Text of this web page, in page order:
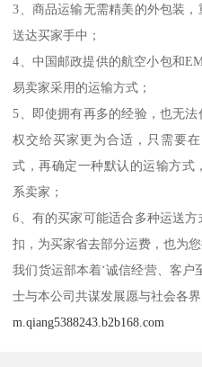
3、商品运输无需精美的外包装
送达买家手中；
4、中国邮政提供的航空小包和
易卖家采用的运输方式；
5、即使拥有再多的经验，也无
权交给买家更为合适，只需要
式，再确定一种默认的运输方式
系卖家；
6、有的买家可能适合多种运送
扣，为买家省去部分运费，也为您
我们货运部本着‘诚信经营、客户
士与本公司共谋发展愿与社会各界
m.qiang5388243.b2b168.com